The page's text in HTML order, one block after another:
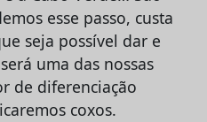
esse passo, custa
seja possível dar e
uma das nossas
de diferenciação
coxos.